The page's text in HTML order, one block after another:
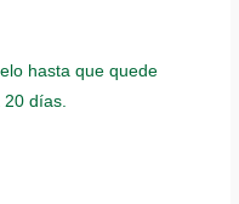
hasta que quede
20 días.